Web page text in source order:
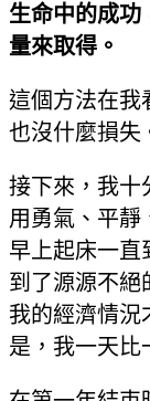
生命中的成功
量來取得。
這個方法在我
也沒什麼損失
接下來，我十
用勇氣、平靜
早上起床一直
到了源源不絕
我的經濟情況
是，我一天比